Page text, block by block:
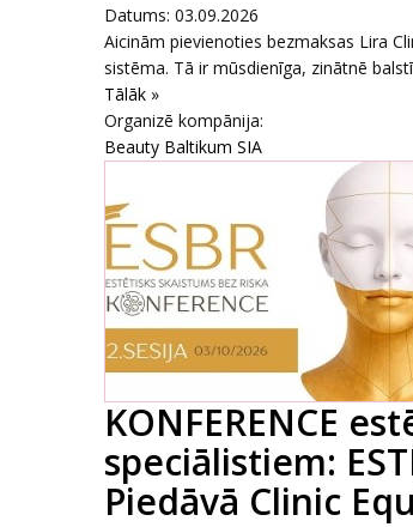
Datums: 03.09.2026
Aicinām pievienoties bezmaksas Lira
sistēma. Tā ir mūsdienīga, zinātnē
Tālāk »
Organizē kompānija:
Beauty Baltikum SIA
KONFERENCE
speciālistiem:
Piedāvā Clinic